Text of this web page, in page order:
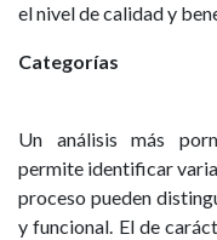
el nivel de calidad y
Categorías
Un análisis más
permite identificar
proceso pueden
y funcional. El de